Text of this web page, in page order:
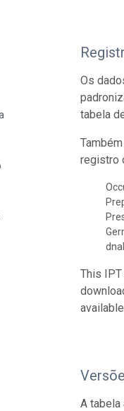
Os
tabela
registro
This
A